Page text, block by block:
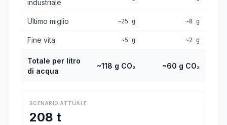
industriale
Ultimo miglio ~25 g ~8 g
Fine vita ~5 g ~2 g
Totale per litro
di acqua
~118 g CO₂ ~60 g CO₂
SCENARIO ATTUALE
208 t